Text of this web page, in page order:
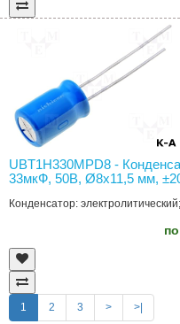
UBT1H330MPD8 -
33мкФ, 50В, Ø8x11,5 мм,
Конденсатор:
1 2 3 > >|